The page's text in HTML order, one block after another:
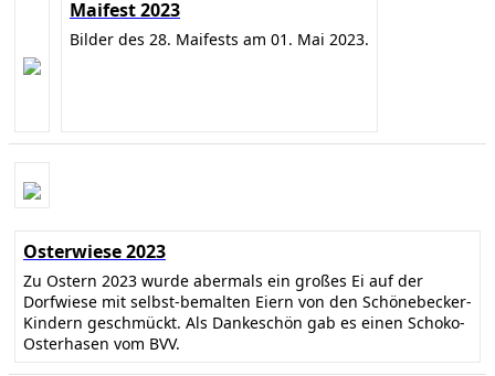
Maifest 2023
Bilder des 28. Maifests am 01. Mai 2023.
Osterwiese 2023
Zu Ostern 2023 wurde abermals ein großes Ei auf der
Dorfwiese mit selbst-bemalten Eiern von den Schönebecker-
Kindern geschmückt. Als Dankeschön gab es einen Schoko-
Osterhasen vom BVV.